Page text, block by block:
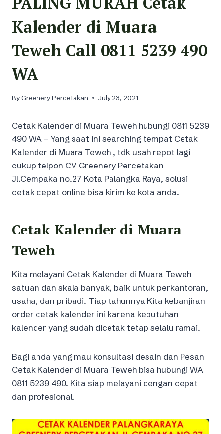
Kalender di Muara
Teweh Call 0811 5239 490
WA
ByGreenery Percetakan July 23, 2021
Cetak Kalender di Muara Teweh hubungi 0811 5239
490 WA – Yang saat ini searching tempat Cetak
Kalender di Muara Teweh , tdk usah repot lagi
cukup telpon CV Greenery Percetakan
Jl.Cempaka no.27 Kota Palangka Raya, solusi
cetak cepat online bisa kirim ke kota anda.
Cetak Kalender di Muara
Teweh
Kita melayani Cetak Kalender di Muara Teweh
satuan dan skala banyak, baik untuk perkantoran,
usaha, dan pribadi. Tiap tahunnya Kita kebanjiran
order cetak kalender ini karena kebutuhan
kalender yang sudah dicetak tetap selalu ramai.
Bagi anda yang mau konsultasi desain dan Pesan
Cetak Kalender di Muara Teweh bisa hubungi WA
0811 5239 490. Kita siap melayani dengan cepat
dan profesional.